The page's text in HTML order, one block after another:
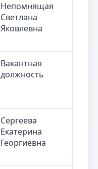
Непомнящая
Светлана
Яковлевна
Вакантная
должность
Сергеева
Екатерина
Георгиевна